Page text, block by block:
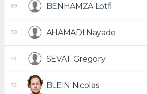
69 BENHAMZA Lotfi
70 AHAMADI Nayade
71 SEVAT Gregory
72 BLEIN Nicolas